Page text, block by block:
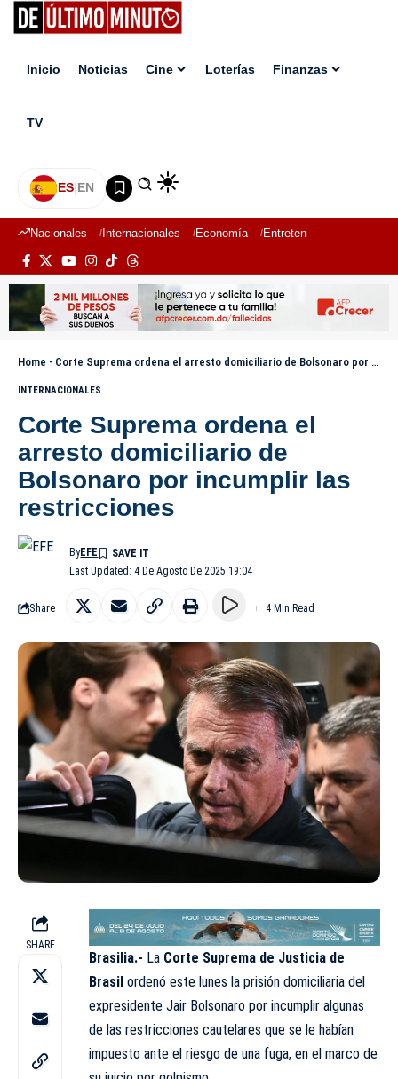
Inicio Noticias Cine Loterías Finanzas
TV
ES|EN
Nacionales Internacionales Economía Entretenimiento
Home - Corte Suprema ordena el arresto domiciliario de Bolsonaro por incumplir las restricciones
INTERNACIONALES
Corte Suprema ordena el
arresto domiciliario de
Bolsonaro por incumplir las
restricciones
Last Updated: 4 De Agosto De 2025 19:04
ByEFE
Share 4 Min Read
SHARE
Brasilia.- La Corte Suprema de Justicia de
Brasil ordenó este lunes la prisión domiciliaria del
expresidente Jair Bolsonaro por incumplir algunas
de las restricciones cautelares que se le habían
impuesto ante el riesgo de una fuga, en el marco de